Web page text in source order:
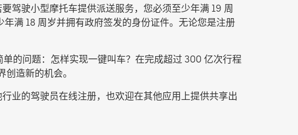
驾驶小型摩托车提供派送服务，您必须至少年满 19 周
满 18 周岁并拥有政府签发的身份证件。无论您是注册
的问题：怎样实现一键叫车？在完成超过 300 亿次行程
造新的机会。
业的驾驶员在线注册，也欢迎在其他应用上提供共享出